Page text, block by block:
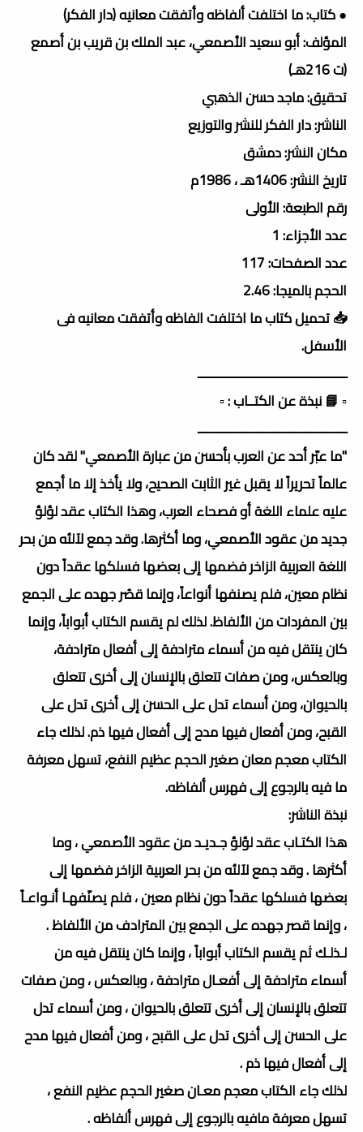
● كتاب: ما اختلفت ألفاظه وأتفقت معانيه (دار الفكر)
المؤلف: أبو سعيد الأصمعي، عبد الملك بن قريب بن أصمع
(ت 216هـ)
تحقيق: ماجد حسن الذهبي
الناشر: دار الفكر للنشر والتوزيع
مكان النشر: دمشق
تاريخ النشر: 1406هـ ، 1986م
رقم الطبعة: الأولى
عدد الأجزاء: 1
عدد الصفحات: 117
الحجم بالميجا: 2.46
📥 تحميل كتاب ما اختلفت الفاظه وأتفقت معانيه فى
الأسفل.
ــــــــــــــــــــــــــــــــــــــــــــــ
▫️ 📘 نبذة عن الكتــاب : ▫️
ــــــــــــــــــــــــــــــــــــــــــــــ
"ما عبّر أحد عن العرب بأحسن من عبارة الأصمعي" لقد كان
عالماً تحريراً لا يقبل غير الثابت الصحيح، ولا يأخذ إلا ما أجمع
عليه علماء اللغة أو فصحاء العرب، وهذا الكتاب عقد لؤلؤ
جديد من عقود الأصمعي، وما أكثرها. وقد جمع لآلئه من بحر
اللغة العربية الزاخر فضمها إلى بعضها فسلكها عقداً دون
نظام معين، فلم يصنفها أنواعاً، وإنما قصُر جهده على الجمع
بين المفردات من الألفاظ. لذلك لم يقسم الكتاب أبواباً، وإنما
كان ينتقل فيه من أسماء مترادفة إلى أفعال مترادفة،
وبالعكس، ومن صفات تتعلق بالإنسان إلى أخرى تتعلق
بالحيوان، ومن أسماء تدل على الحسن إلى أخرى تدل على
القبح، ومن أفعال فيها مدح إلى أفعال فيها ذم. لذلك جاء
الكتاب معجم معان صغير الحجم عظيم النفع، تسهل معرفة
ما فيه بالرجوع إلى فهرس ألفاظه.
نبذة الناشر:
هذا الكتـاب عقد لؤلؤ جـديـد من عقود الأصمعي ، وما
أكثرها . وقد جمع لآلئه من بحر العربية الزاخر فضمها إلى
بعضها فسلكها عقداً دون نظام معين ، فلم يصنّفهـا أنـواعـاً
، وإنما قصر جهده على الجمع بين المترادف من الألفاظ .
لـذلـك ثم يقسم الكتاب أبواباً ، وإنما كان ينتقل فيه من
أسماء مترادفة إلى أفعـال مترادفة ، وبالعكس ، ومن صفات
تتعلق بالإنسان إلى أخرى تتعلق بالحيوان ، ومن أسماء تدل
على الحسن إلى أخرى تدل على القبح ، ومن أفعال فيها مدح
إلى أفعال فيها ذم .
لذلك جاء الكتاب معجم معـان صغير الحجم عظيم النفع ،
تسهل معرفة مافيه بالرجوع إلى فهرس ألفاظه .